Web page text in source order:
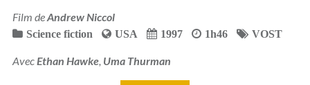
Film deAndrew Niccol
Science fiction USA 1997 1h46 VOST
Avec Ethan Hawke, Uma Thurman